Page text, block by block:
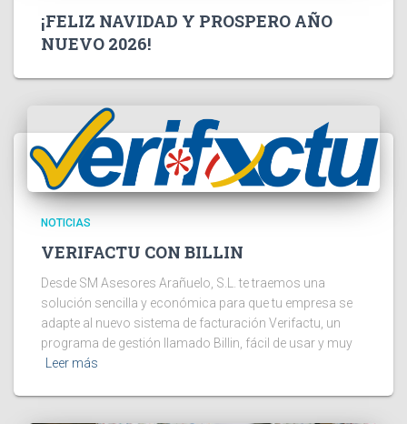
¡FELIZ NAVIDAD Y PROSPERO AÑO
NUEVO 2026!
NOTICIAS
VERIFACTU CON BILLIN
Desde SM Asesores Arañuelo, S.L. te traemos una
solución sencilla y económica para que tu empresa se
adapte al nuevo sistema de facturación Verifactu, un
programa de gestión llamado Billin, fácil de usar y muy
Leer más